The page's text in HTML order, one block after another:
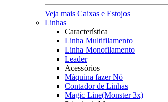
Veja mais Caixas e Estojos
Linhas
Característica
Linha Multifilamento
Linha Monofilamento
Leader
Acessórios
Máquina fazer Nó
Contador de Linhas
Magic Line(Monster 3x)